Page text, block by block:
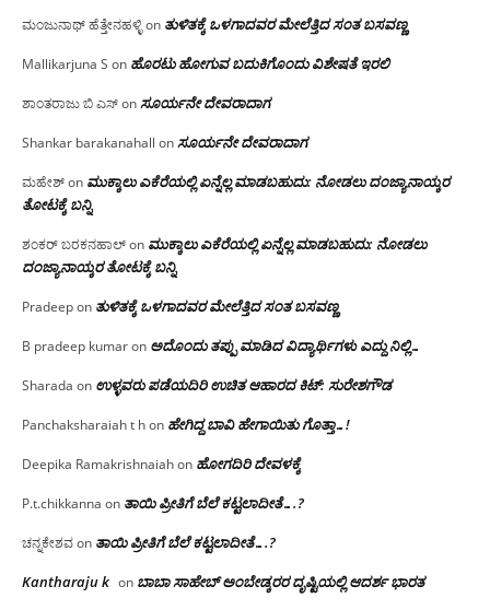
ಮಂಜುನಾಥ್ ಹೆತ್ತೇನಹಳ್ಳಿon ತುಳಿತಕ್ಕೆ ಒಳಗಾದವರ ಮೇಲೆತ್ತಿದ ಸಂತ ಬಸವಣ್ಣ
Mallikarjuna S on ಹೊರಟು ಹೋಗುವ ಬದುಕಿಗೊಂದು ವಿಶೇಷತೆ ಇರಲಿ
ಶಾಂತರಾಜು ಬಿ ಎಸ್onಸೂರ್ಯನೇ ದೇವರಾದಾಗ
Shankar barakanahall onಸೂರ್ಯನೇ ದೇವರಾದಾಗ
ಮಹೇಶ್on ಮುಕ್ಕಾಲು ಎಕೆರೆಯಲ್ಲಿ ಏನ್ನೆಲ್ಲ‌ ಮಾಡಬಹುದು: ನೋಡಲು ದಂಜ್ಯಾನಾಯ್ಕರ
ತೋಟಕ್ಕೆ ಬನ್ನಿ
ಶಂಕರ್ ಬರಕನಹಾಲ್on ಮುಕ್ಕಾಲು ಎಕೆರೆಯಲ್ಲಿ ಏನ್ನೆಲ್ಲ‌ ಮಾಡಬಹುದು: ನೋಡಲು
ದಂಜ್ಯಾನಾಯ್ಕರ ತೋಟಕ್ಕೆ ಬನ್ನಿ
Pradeepon ತುಳಿತಕ್ಕೆ ಒಳಗಾದವರ ಮೇಲೆತ್ತಿದ ಸಂತ ಬಸವಣ್ಣ
B pradeep kumaron ಅದೊಂದು ತಪ್ಪು ಮಾಡಿದ ವಿದ್ಯಾರ್ಥಿಗಳು ಎದ್ದು ನಿಲ್ಲಿ…
Sharada on ಉಳ್ಳವರು ಪಡೆಯದಿರಿ ಉಚಿತ ಆಹಾರದ ಕಿಟ್: ಸುರೇಶಗೌಡ
Panchaksharaiah t hon ಹೇಗಿದ್ದ ಬಾವಿ ಹೇಗಾಯಿತು ಗೊತ್ತಾ…!
Deepika Ramakrishnaiahon ಹೋಗದಿರಿ ದೇವಳಕ್ಕೆ
P.t.chikkanna on ತಾಯಿ ಪ್ರೀತಿಗೆ ಬೆಲೆ ಕಟ್ಟಲಾದೀತೆ….?
ಚನ್ನಕೇಶವon ತಾಯಿ ಪ್ರೀತಿಗೆ ಬೆಲೆ ಕಟ್ಟಲಾದೀತೆ….?
Kantharaju k on ಬಾಬಾ ಸಾಹೇಬ್ ಅಂಬೇಡ್ಕರರ ದೃಷ್ಟಿಯಲ್ಲಿ ಆದರ್ಶ ಭಾರತ